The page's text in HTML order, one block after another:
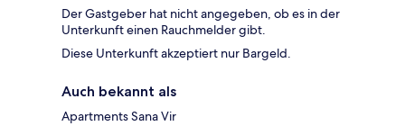
Der Gastgeber hat nicht angegeben, ob es in der
Unterkunft einen Rauchmelder gibt.
Diese Unterkunft akzeptiert nur Bargeld.
Auch bekannt als
Apartments Sana Vir